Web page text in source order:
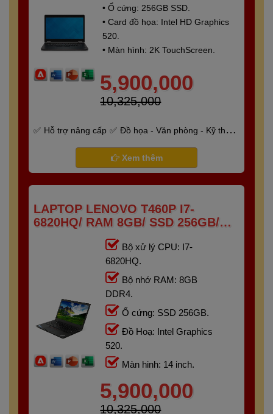
• Ổ cứng: 256GB SSD.
• Card đồ họa: Intel HD Graphics
520.
• Màn hình: 2K TouchScreen.
5,900,000
10,325,000
Hỗ trợ nâng cấp
Đồ họa - Văn phòng - Kỹ thuật
Xem thêm
LAPTOP LENOVO T460P I7-
6820HQ/ RAM 8GB/ SSD 256GB/
Bộ xử lý CPU: I7-
6820HQ.
Bộ nhớ RAM: 8GB
DDR4.
Ổ cứng: SSD 256GB.
Đồ Hoạ: Intel Graphics
520.
Màn hinh: 14 inch.
5,900,000
10,325,000